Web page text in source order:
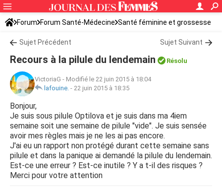
Forum Forum Santé-Médecine Santé féminine et grossesse
Tomber enceinte
Sujet Précédent Sujet Suivant
Recours à la pilule du lendemain Résolu
VictoriaG - Modifié le 22 juin 2015 à 18:04
lafouine. - 22 juin 2015 à 18:35
Bonjour,
Je suis sous pilule Optilova et je suis dans ma 4iem
semaine soit une semaine de pilule "vide". Je suis sensée
avoir mes règles mais je ne les ai pas encore.
J'ai eu un rapport non protégé durant cette semaine sans
pilule et dans la panique ai demandé la pilule du lendemain.
Est-ce une erreur ? Est-ce inutile ? Y a t-il des risques ?
Merci pour votre attention